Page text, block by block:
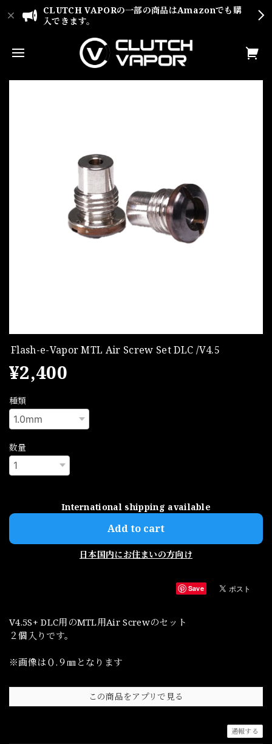
CLUTCH VAPORの一部の商品はAmazonでも購
入できます。
Flash-e-Vapor MTL Air Screw Set DLC /V4.5
¥2,400
種類
数量
International shipping available
Add to cart
日本国内にお住まいの方向け
Save
V4.5S+ DLC用のMTL用Air Screwのセット
２個入りです。
※画像は０.９㎜となります
この商品をアプリで見る
通報する